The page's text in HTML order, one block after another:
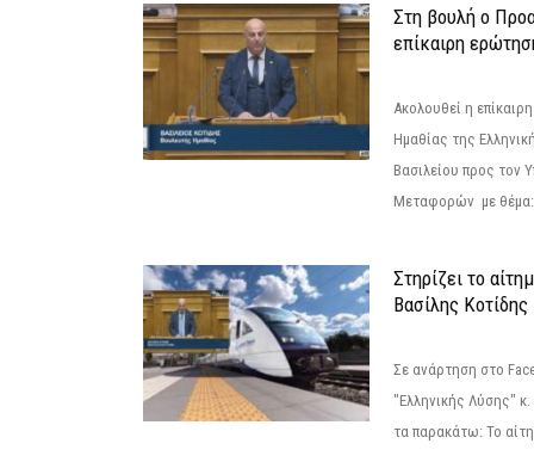
Στη βουλή ο
επίκαιρη
Ακολουθεί η
Ημαθίας της
Βασιλείου προς τον
Μεταφορών με θέμα:
Στηρίζει το
Βασίλης Κοτίδης
Σε ανάρτηση στο
"Ελληνικής Λύσης"
τα παρακάτω: Το